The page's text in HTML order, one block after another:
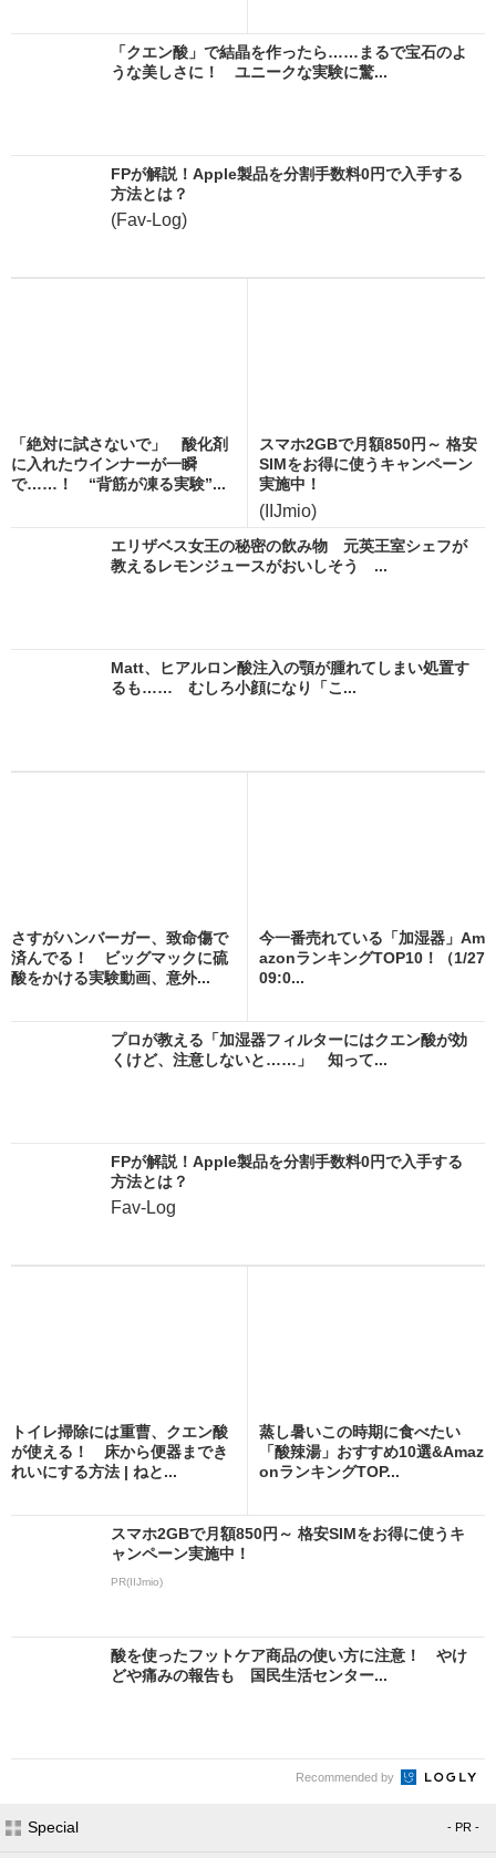
「クエン酸」で結晶を作ったら……まるで宝石のよ
うな美しさに！ ユニークな実験に驚...
FPが解説！Apple製品を分割手数料0円で入手する
方法とは？
(Fav-Log)
「絶対に試さないで」 酸化剤
に入れたウインナーが一瞬
で……！ “背筋が凍る実験”...
スマホ2GBで月額850円～ 格安
SIMをお得に使うキャンペーン
実施中！
(IIJmio)
エリザベス女王の秘密の飲み物 元英王室シェフが
教えるレモンジュースがおいしそう ...
Matt、ヒアルロン酸注入の顎が腫れてしまい処置す
るも…… むしろ小顔になり「こ...
さすがハンバーガー、致命傷で
済んでる！ ビッグマックに硫
酸をかける実験動画、意外...
今一番売れている「加湿器」Am
azonランキングTOP10！（1/27
09:0...
プロが教える「加湿器フィルターにはクエン酸が効
くけど、注意しないと……」 知って...
FPが解説！Apple製品を分割手数料0円で入手する
方法とは？
Fav-Log
トイレ掃除には重曹、クエン酸
が使える！ 床から便器までき
れいにする方法 | ねと...
蒸し暑いこの時期に食べたい
「酸辣湯」おすすめ10選&Amaz
onランキングTOP...
スマホ2GBで月額850円～ 格安SIMをお得に使うキ
ャンペーン実施中！
PR(IIJmio)
酸を使ったフットケア商品の使い方に注意！ やけ
どや痛みの報告も 国民生活センター...
Recommended by
Special - PR -